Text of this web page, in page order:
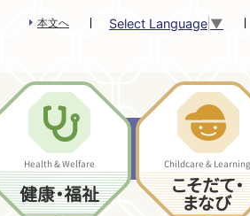
本文へ Select Language ▼
Health & Welfare
健康・福祉
Childcare & Learning
こそだて・
まなび